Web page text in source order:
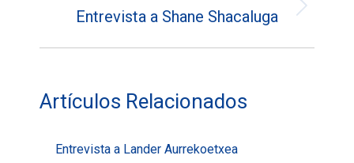
Entrada
Entrevista a Shane Shacaluga
Artículos Relacionados
Entrevista a Lander Aurrekoetxea